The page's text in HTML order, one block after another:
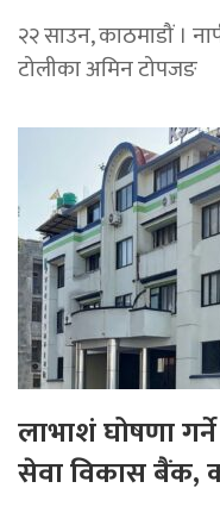
२२ साउन, काठमाडौं ।
टोलीका अमिन टोपजङ
लाभाशं घोषणा
सेवा विकास बैंक,